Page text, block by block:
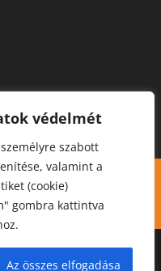
védelmét
szabott
valamint a
(cookie)
gombra kattintva
Az összes elfogadása
(süti) használat